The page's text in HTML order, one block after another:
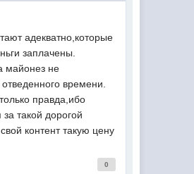
адекватно,которые
заплачены.
майонез не
времени.
правда,ибо
такой дорогой
контент такую цену
0